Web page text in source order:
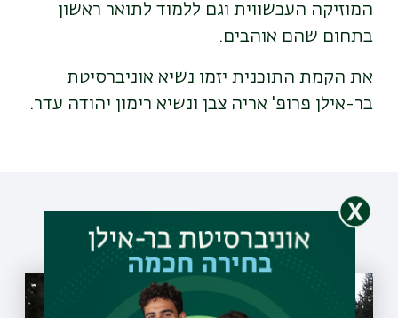
המוזיקה העכשווית וגם ללמוד לתואר ראשון
בתחום שהם אוהבים.
את הקמת התוכנית יזמו נשיא אוניברסיטת
בר-אילן פרופ' אריה צבן ונשיא רימון יהודה עדר.
עוד כתבות שיעניינו אותך